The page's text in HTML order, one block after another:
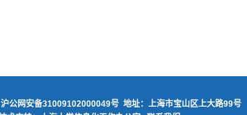
沪公网安备31009102000049号地址：上海市宝山区上大路99